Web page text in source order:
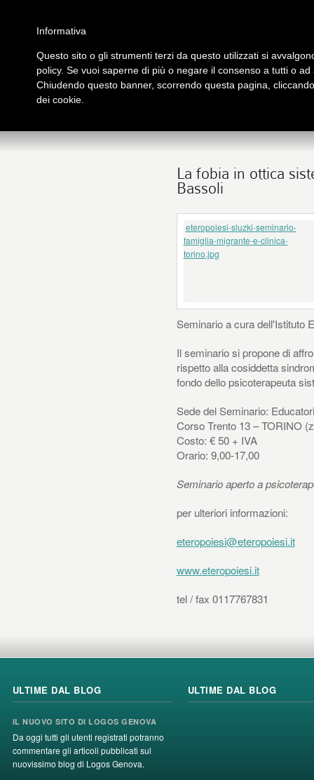
Home
Galleria immagini
PRESENTAZIONE
tutto su Logos
La fobia in ottica
Bassoli
eteropoiesi-sluzki-seminario-
famiglia-migrante-e-clinica-
torino.jpg
Seminario a cura dell'Istituto
Il seminario si propone di
rispetto alla cosiddetta
fondo dello psicoterapeuta
Sede del Seminario:
Corso Trento 13 – TORINO
Costo: € 50 + IVA
Orario: 9,00-17,00
Seminario aperto a
per ulteriori informazioni:
eteropoiesi@eteropoiesi.it
www.eteropoiesi.it
tel / fax 0117767831
ULTIME DAL BLOG
IL NUOVO SITO DI LOGOS GENOVA
Da oggi tutti gli utenti registrati potranno
commentare gli articoli pubblicati sul
nuovissimo blog di Logos Genova.
ULTIME DAL BLOG
Informativa
Questo sito o gli strumenti terzi da questo utilizzati si
policy. Se vuoi saperne di più o negare il consenso a tutti o
Chiudendo questo banner, scorrendo questa pagina,
dei cookie.